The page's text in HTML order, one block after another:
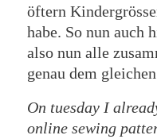
öftern
habe. So nun auch
also nun alle
genau dem
On tuesday I
online sewing